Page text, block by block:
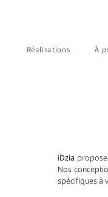
Réalisations À
iDzia
Nos
spécifiques à